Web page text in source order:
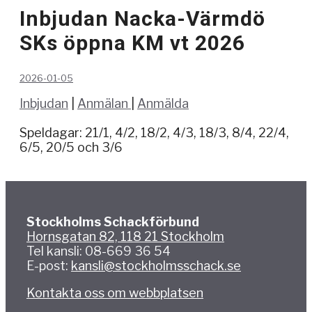
Inbjudan Nacka-Värmdö
SKs öppna KM vt 2026
2026-01-05
Inbjudan Anmälan
Anmälda
Speldagar: 21/1, 4/2, 18/2, 4/3, 18/3, 8/4, 22/4,
6/5, 20/5 och 3/6
Stockholms Schackförbund
Hornsgatan 82, 118 21 Stockholm
Tel kansli: 08-669 36 54
E-post: kansli@stockholmsschack.se
Kontakta oss om webbplatsen